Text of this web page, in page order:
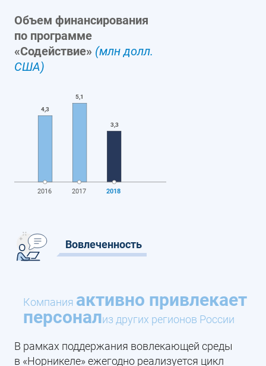
Объем финансирования
по программе
«Содействие» (млн долл.
США)
4,3
5,1
3,3
2018
2016 2017
Вовлеченность
Компания активно привлекает
персонализ других регионов России
В рамках поддержания вовлекающей среды
в «Норникеле» ежегодно реализуется цикл